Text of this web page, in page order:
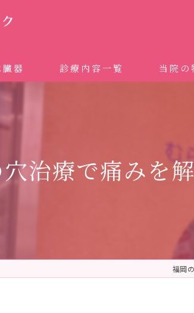
器 診療内容一覧
矯正歯科 (インビザライン、マウス
ホワイトニング
予防歯科 (メンテナンス)
当院の
ドクター
治療で痛みを
福岡